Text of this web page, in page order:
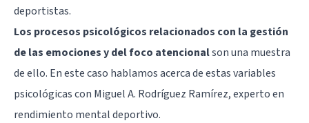
deportistas.
Los procesos psicológicos relacionados con la gestión
de las emociones y del foco atencionalson una muestra
de ello. En este caso hablamos acerca de estas variables
psicológicas con Miguel A. Rodríguez Ramírez, experto en
rendimiento mental deportivo.